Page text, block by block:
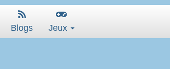
Blogs Jeux